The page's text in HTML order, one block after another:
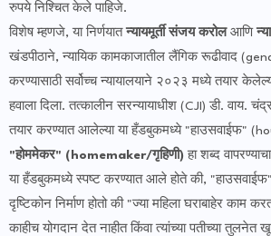
रुपये निश्चित केले पाहिजे.
​विशेष म्हणजे, या निर्णयातन्यायमूर्ती संजय करोलआणि
खंडपीठाने, न्यायिक कामकाजातील लैंगिक रूढीवाद
करण्यासाठी सर्वोच्च न्यायालयाने २०२३ मध्ये तयार
हवाला दिला. तत्कालीन सरन्यायाधीश (CJI) डी. वाय.
तयार करण्यात आलेल्या या हँडबुकमध्ये "हाउसवाईफ"
"होममेकर" (homemaker/गृहिणी) हा शब्द
​या हँडबुकमध्ये स्पष्ट करण्यात आले होते की,
दृष्टिकोन निर्माण होतो की "ज्या महिला घराबाहेर काम
काहीच योगदान देत नाहीत किंवा त्यांच्या पतीच्या तुलनेत